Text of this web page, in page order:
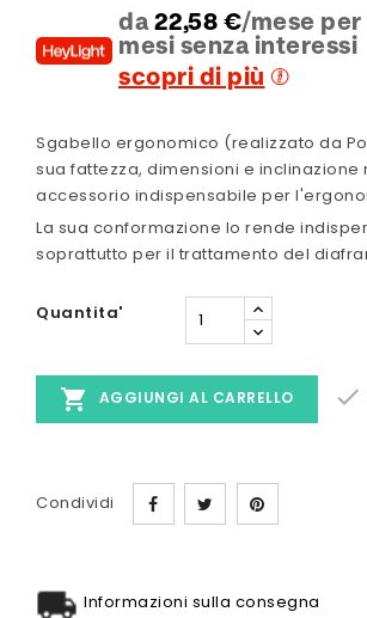
da 22,58 €/mese per
mesi senza interessi
scopri di più
Sgabello ergonomico (realizzato da
sua fattezza, dimensioni e inclinazione
accessorio indispensabile per
La sua conformazione lo rende
soprattutto per il trattamento del
Quantita'
 AGGIUNGI AL CARRELLO 
Condividi
Informazioni sulla consegna